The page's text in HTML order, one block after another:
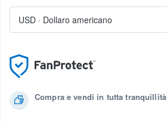
Compra e vendi in tutta tranquillità
USD · Dollaro americano